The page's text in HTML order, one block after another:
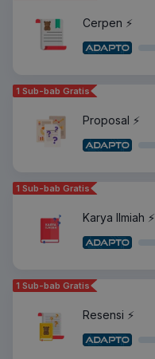
Cerpen ⚡️
1 Sub-bab Gratis
Proposal ⚡️
1 Sub-bab Gratis
Karya Ilmiah ⚡️
1 Sub-bab Gratis
Resensi ⚡️